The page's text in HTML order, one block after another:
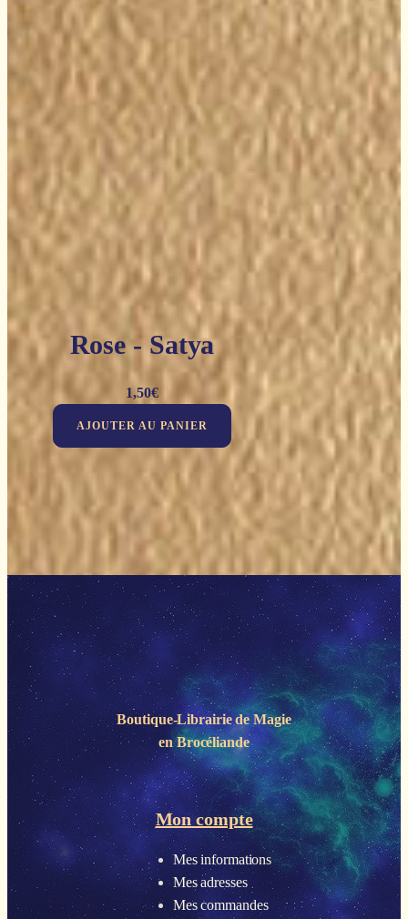
Rose - Satya
1,50€
AJOUTER AU PANIER
Boutique-Librairie deMagie
en Brocéliande
Mon compte
Mes informations
Mes adresses
Mes commandes